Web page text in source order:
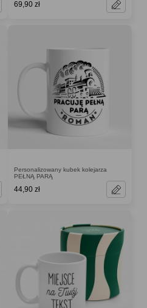
69,90 zł
Personalizowany kubek kolejarza
PEŁNĄ PARĄ
44,90 zł